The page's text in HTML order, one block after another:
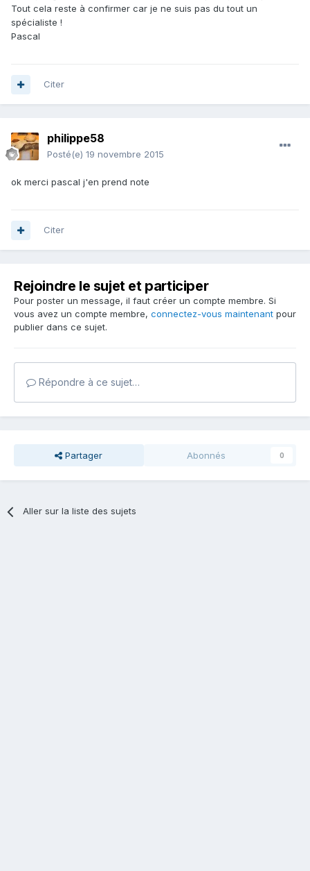
Tout cela reste à confirmer car je ne suis pas du tout un
spécialiste !
Pascal
Citer
philippe58
Posté(e) 19 novembre 2015
ok merci pascal j'en prend note
Citer
Rejoindre le sujet et participer
Pour poster un message, il faut créer un compte membre. Si
vous avez un compte membre, connectez-vous maintenant pour
publier dans ce sujet.
Répondre à ce sujet…
Partager Abonnés 0
Aller sur la liste des sujets